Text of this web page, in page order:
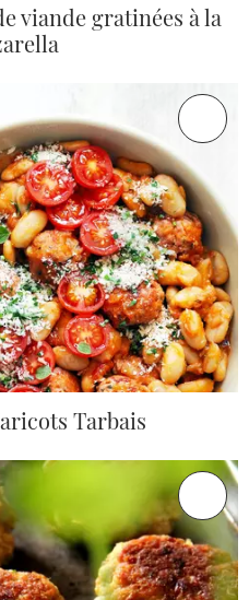
viande gratinées à la
Tarbais